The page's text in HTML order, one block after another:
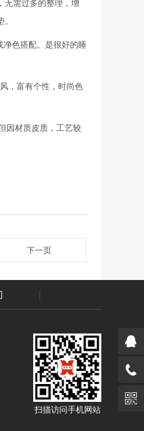
无需过多的整理，增
净色搭配。是很好的睡
，富有个性，时尚色
因材质皮质，工艺较
下一页
扫描访问手机网站